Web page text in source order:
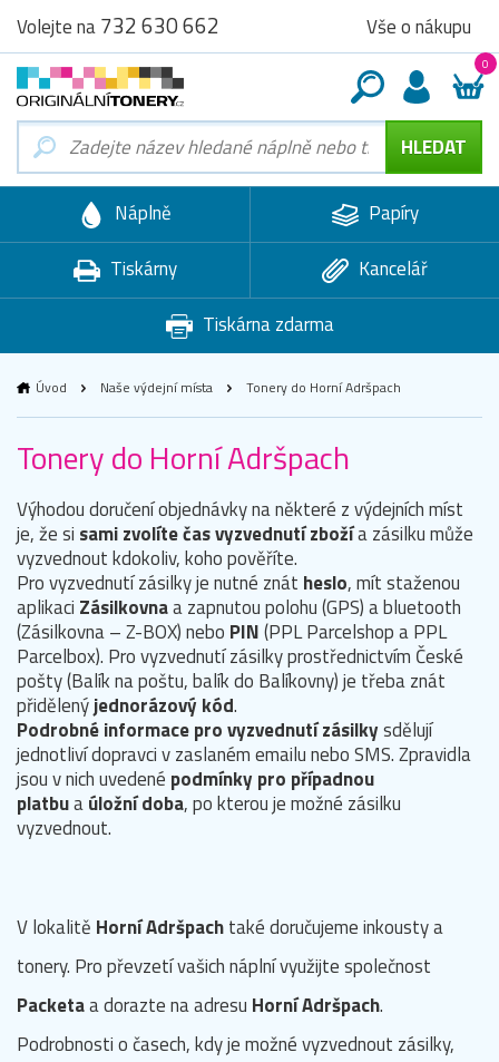
Volejte na732 630 662 Vše o nákupu
0
Náplně
Papíry
Tiskárny
Kancelář
Tiskárna zdarma
Úvod Naše výdejní místa Tonery do Horní Adršpach
Tonery do Horní Adršpach
Výhodou doručení objednávky na některé z výdejních míst
je, že si sami zvolíte čas vyzvednutí zbožía zásilku může
vyzvednout kdokoliv, koho pověříte.
Pro vyzvednutí zásilky je nutné znát heslo, mít staženou
aplikaci Zásilkovnaa zapnutou polohu (GPS) a bluetooth
(Zásilkovna – Z-BOX) nebo PIN(PPL Parcelshop a PPL
Parcelbox). Pro vyzvednutí zásilky prostřednictvím České
pošty (Balík na poštu, balík do Balíkovny) je třeba znát
přidělenýjednorázový kód.
Podrobné informace pro vyzvednutí zásilkysdělují
jednotliví dopravci v zaslaném emailu nebo SMS. Zpravidla
jsou v nich uvedené podmínky pro případnou
platbuaúložní doba, po kterou je možné zásilku
vyzvednout.
V lokalitě Horní Adršpachtaké doručujeme inkousty a
tonery. Pro převzetí vašich náplní využijte společnost
Packetaa dorazte na adresu Horní Adršpach.
Podrobnosti o časech, kdy je možné vyzvednout zásilky,